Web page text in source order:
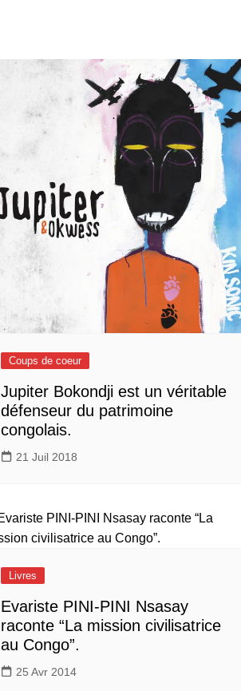
Coups de coeur
Jupiter Bokondji est un véritable
défenseur du patrimoine
congolais.
21 Juil 2018
Livres
Evariste PINI-PINI Nsasay
raconte “La mission civilisatrice
au Congo”.
25 Avr 2014